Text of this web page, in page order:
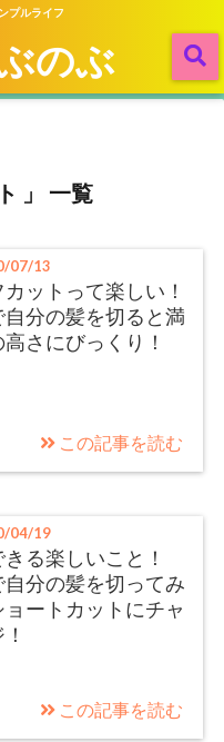
プルライフ
のぶ
」 一覧
07/13
ットって楽しい！
自分の髪を切ると満
さにびっくり！
この記事を読む
04/19
きる楽しいこと！
自分の髪を切ってみ
ョートカットにチャ
この記事を読む